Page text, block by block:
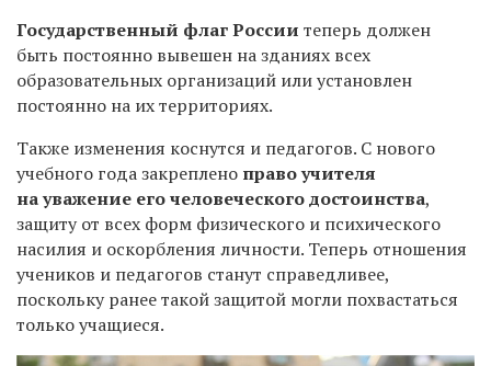
Государственный флаг России теперь должен
быть постоянно вывешен на зданиях всех
образовательных организаций или установлен
постоянно на их территориях.
Также изменения коснутся и педагогов. С нового
учебного года закреплено право учителя
на уважение его человеческого достоинства,
защиту от всех форм физического и психического
насилия и оскорбления личности. Теперь отношения
учеников и педагогов станут справедливее,
поскольку ранее такой защитой могли похвастаться
только учащиеся.